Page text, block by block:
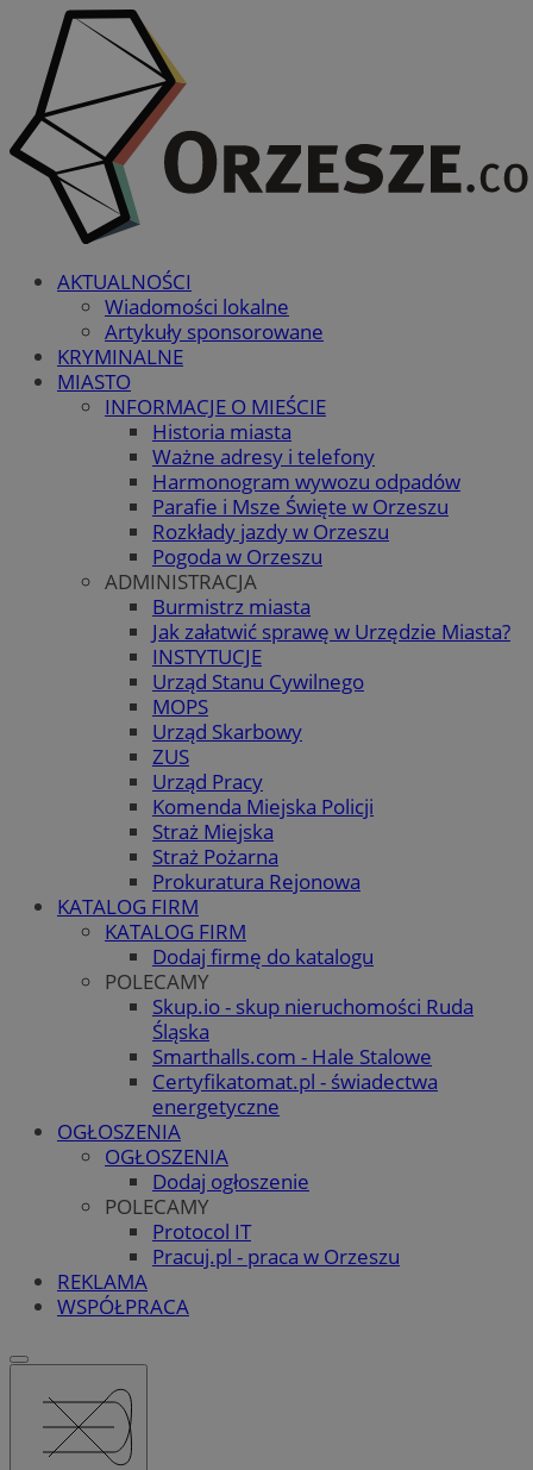
AKTUALNOŚCI
Wiadomości lokalne
Artykuły sponsorowane
KRYMINALNE
MIASTO
INFORMACJE O MIEŚCIE
Historia miasta
Ważne adresy i telefony
Harmonogram wywozu odpadów
Parafie i Msze Święte w Orzeszu
Rozkłady jazdy w Orzeszu
Pogoda w Orzeszu
ADMINISTRACJA
Burmistrz miasta
Jak załatwić sprawę w Urzędzie Miasta?
INSTYTUCJE
Urząd Stanu Cywilnego
MOPS
Urząd Skarbowy
ZUS
Urząd Pracy
Komenda Miejska Policji
Straż Miejska
Straż Pożarna
Prokuratura Rejonowa
KATALOG FIRM
KATALOG FIRM
Dodaj firmę do katalogu
POLECAMY
Skup.io - skup nieruchomości Ruda
Śląska
Smarthalls.com - Hale Stalowe
Certyfikatomat.pl - świadectwa
energetyczne
OGŁOSZENIA
OGŁOSZENIA
Dodaj ogłoszenie
POLECAMY
Protocol IT
Pracuj.pl - praca w Orzeszu
REKLAMA
WSPÓŁPRACA